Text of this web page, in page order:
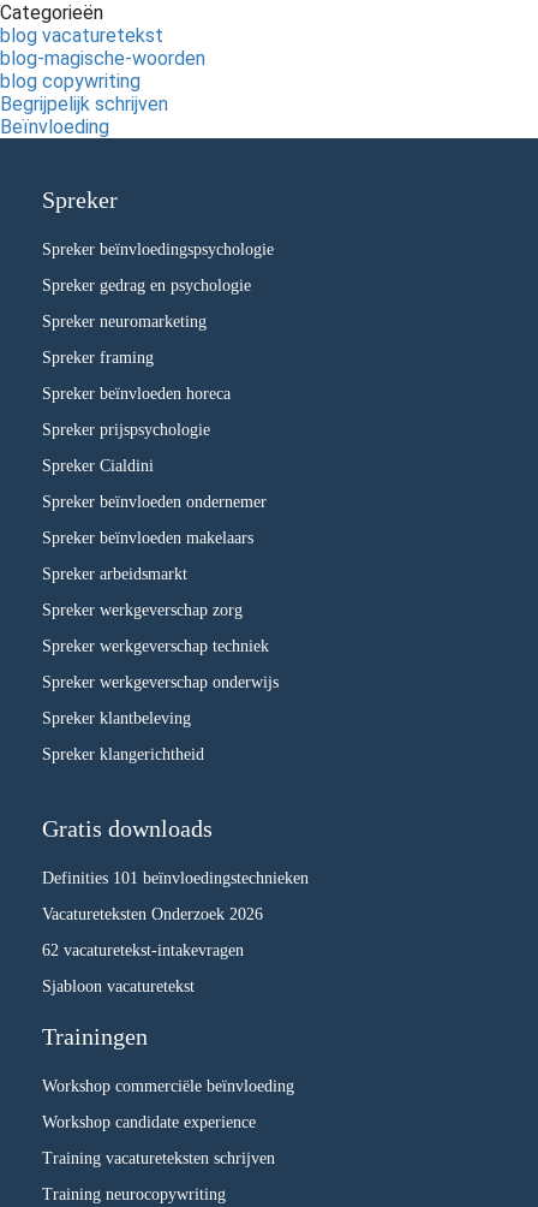
Categorieën
blog vacaturetekst
blog-magische-woorden
blog copywriting
Begrijpelijk schrijven
Beïnvloeding
Spreker
Spreker beïnvloedingspsychologie
Spreker gedrag en psychologie
Spreker neuromarketing
Spreker framing
Spreker beïnvloeden horeca
Spreker prijspsychologie
Spreker Cialdini
Spreker beïnvloeden ondernemer
Spreker beïnvloeden makelaars
Spreker arbeidsmarkt
Spreker werkgeverschap zorg
Spreker werkgeverschap techniek
Spreker werkgeverschap onderwijs
Spreker klantbeleving
Spreker klangerichtheid
Gratis downloads
Definities 101 beïnvloedingstechnieken
Vacatureteksten Onderzoek 2026
62 vacaturetekst-intakevragen
Sjabloon vacaturetekst
Trainingen
Workshop commerciële beïnvloeding
Workshop candidate experience
Training vacatureteksten schrijven
Training neurocopywriting